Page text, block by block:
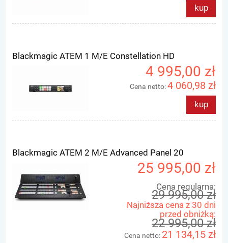
kup
Blackmagic ATEM 1 M/E Constellation HD
4 995,00 zł
Cena netto:4 060,98 zł
kup
Blackmagic ATEM 2 M/E Advanced Panel 20
25 995,00 zł
Cena regularna:
29 995,00 zł
Najniższa cena z 30 dni
przed obniżką:
22 995,00 zł
Cena netto: 21 134,15 zł